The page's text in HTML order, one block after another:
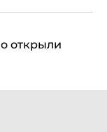
открыли